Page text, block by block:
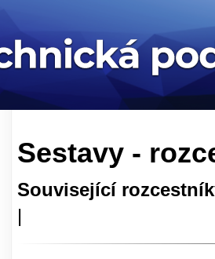
Sestavy -
Související
|